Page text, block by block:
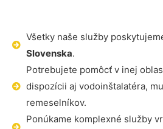
Všetky naše služby
Slovenska.
Potrebujete pomôcť v inej
dispozícii aj vodoinštalatéra,
remeselníkov.
Ponúkame komplexné služby